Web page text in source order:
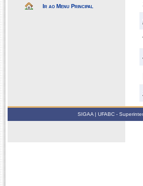
Ir ao Menu Principal
SIGAA | UFABC -